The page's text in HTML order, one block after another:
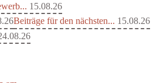
15.08.26
Beiträge für den nächsten... 15.08.26